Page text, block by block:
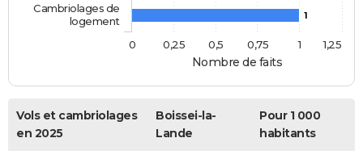
Nombre de faits
1
Cambriolages de
logement
0
1
0,25 0,5 0,75 1,25
Vols et cambriolages
en 2025
Boissei-la-
Lande
Pour 1 000
habitants